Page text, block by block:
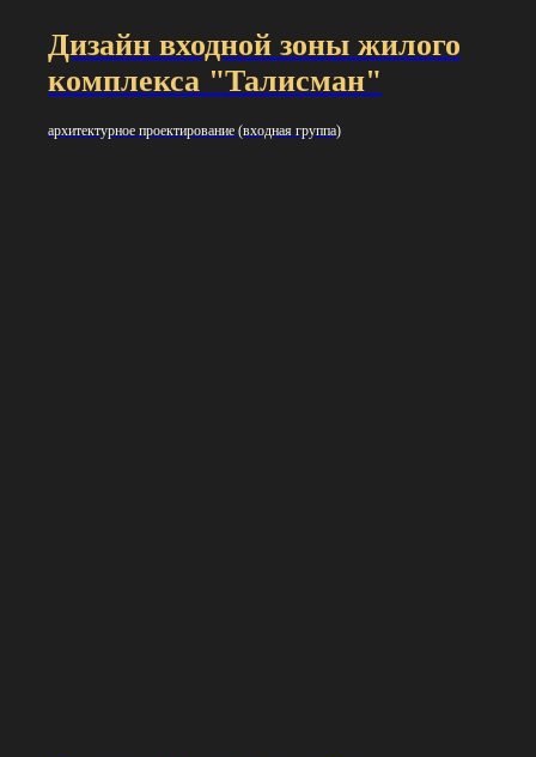
Дизайн входной зоны жилого
комплекса "Талисман"
архитектурное проектирование (входная группа)